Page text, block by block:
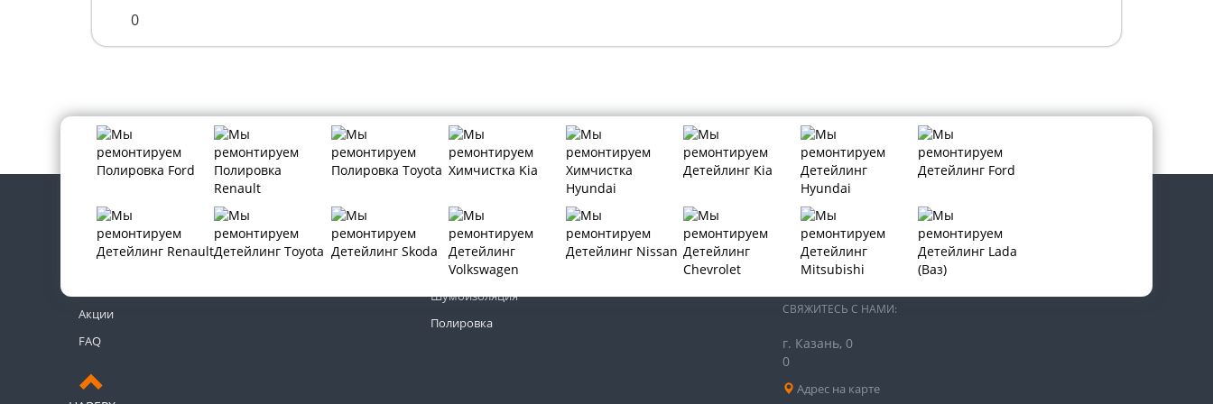
0
Контакты
Акции
FAQ
Тонировка автомобиля
Бронирование автомобиля
Шумоизоляция
Полировка
МЫ В СОЦИАЛЬНЫХ СЕТЯХ:
СВЯЖИТЕСЬ С НАМИ:
г. Казань, 0
0
Адрес на карте